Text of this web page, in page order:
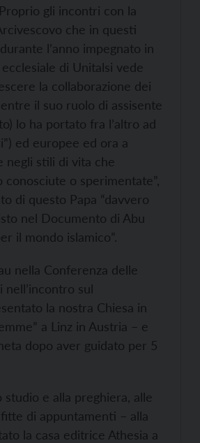
gli incontri con la
che in questi
l’anno impegnato in
di Unitalsi vede
la collaborazione dei
il suo ruolo di assisente
lo ha portato fra l’altro ad
ed europee ed ora a
negli stili di vita che
o sperimentate”,
di questo Papa “davvero
nel Documento di Abu
il mondo islamico”.
nella Conferenza delle
nell’incontro sul
la nostra Chiesa in
a Linz in Austria – e
dopo aver guidato per 5
e alla preghiera, alle
di appuntamenti – alla
la casa editrice Athesia a